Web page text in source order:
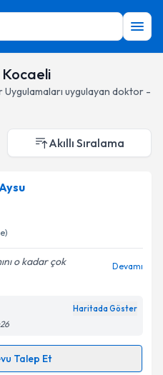
Uygulamaları uygulayan doktor -
Akıllı Sıralama
o kadar çok
Devamı
Haritada Göster
Talep Et